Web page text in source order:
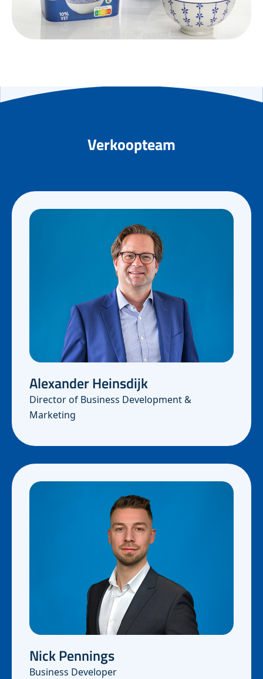
Verkoopteam
Alexander Heinsdijk
Director of Business Development &
Marketing
Nick Pennings
Business Developer